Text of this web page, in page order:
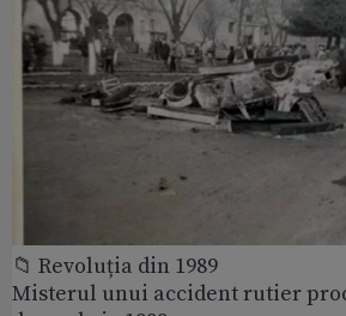
📁 Revoluția din 1989
Misterul unui accident rutier